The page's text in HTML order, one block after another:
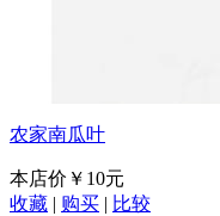
农家南瓜叶
本店价 ￥10元
收藏 | 购买 | 比较